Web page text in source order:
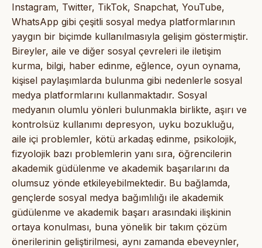
Instagram, Twitter, TikTok, Snapchat, YouTube,
WhatsApp gibi çeşitli sosyal medya platformlarının
yaygın bir biçimde kullanılmasıyla gelişim göstermiştir.
Bireyler, aile ve diğer sosyal çevreleri ile iletişim
kurma, bilgi, haber edinme, eğlence, oyun oynama,
kişisel paylaşımlarda bulunma gibi nedenlerle sosyal
medya platformlarını kullanmaktadır. Sosyal
medyanın olumlu yönleri bulunmakla birlikte, aşırı ve
kontrolsüz kullanımı depresyon, uyku bozukluğu,
aile içi problemler, kötü arkadaş edinme, psikolojik,
fizyolojik bazı problemlerin yanı sıra, öğrencilerin
akademik güdülenme ve akademik başarılarını da
olumsuz yönde etkileyebilmektedir. Bu bağlamda,
gençlerde sosyal medya bağımlılığı ile akademik
güdülenme ve akademik başarı arasındaki ilişkinin
ortaya konulması, buna yönelik bir takım çözüm
önerilerinin geliştirilmesi, aynı zamanda ebeveynler,